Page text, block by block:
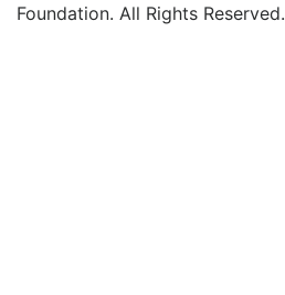
Foundation. All Rights Reserved.